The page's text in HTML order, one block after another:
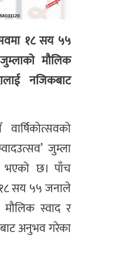
१८ सय ५५
मौलिक
नजिकबाट
जुम्ला
भएको छ। पाँच
सय ५५ जनाले
स्वाद र
अनुभव गरेका